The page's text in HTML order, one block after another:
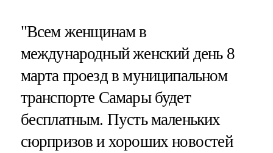
"Всем женщинам в
международный женский день 8
марта проезд в муниципальном
транспорте Самары будет
бесплатным. Пусть маленьких
сюрпризов и хороших новостей